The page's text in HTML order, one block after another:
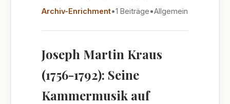
Archiv-Enrichment•1 Beiträge•Allgemein
Joseph Martin Kraus
(1756-1792): Seine
Kammermusik auf